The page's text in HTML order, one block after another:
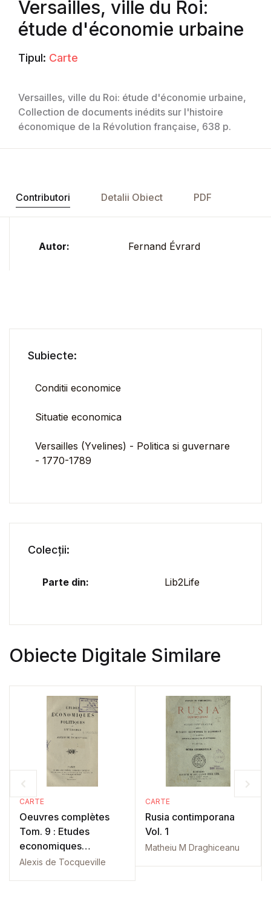
Versailles, ville du Roi:
étude d'économie urbaine
Tipul: Carte
Versailles, ville du Roi: étude d'économie urbaine,
Collection de documents inédits sur l'histoire
économique de la Révolution française, 638 p.
Contributori Detalii Obiect PDF
Autor: Fernand Évrard
Subiecte:
Conditii economice
Situatie economica
Versailles (Yvelines) - Politica si guvernare
- 1770-1789
Colecții:
Parte din: Lib2Life
Obiecte Digitale Similare
CARTE
Oeuvres complètes
Tom. 9 : Etudes
economiques
politiques et litteraires
Alexis de Tocqueville
CARTE
Rusia contimporana
Vol. 1
Matheiu M Draghiceanu